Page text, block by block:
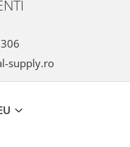
supply.ro